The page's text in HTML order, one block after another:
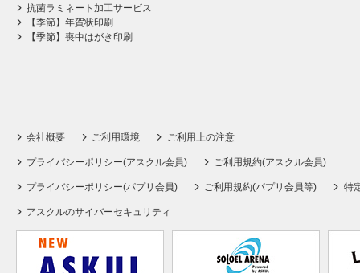
抗菌ラミネート加工サービス
【季節】年賀状印刷
【季節】喪中はがき印刷
会社概要 ご利用環境 ご利用上の注意
プライバシーポリシー(アスクル会員) ご利用規約(アスクル会員)
プライバシーポリシー(パプリ会員) ご利用規約(パプリ会員等) 特
アスクルのサイバーセキュリティ